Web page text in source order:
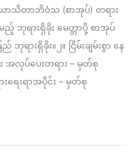
ောသိတာဘိဝံသ (စာအုပ်) တရား
ဘုရားရှိခိုး မေတ္တာပို့ စာအုပ်
ည် ဘုရားရှိခိုး။၂။ ငြိမ်းချမ်းစွာ နေ
း အလုပ်ပေးတရား – မှတ်စု
ရေးရာအပိုင်း – မှတ်စု